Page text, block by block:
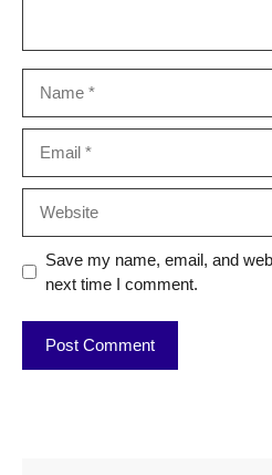
Save my name, email, and
next time I comment.